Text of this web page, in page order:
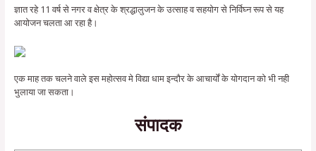
ज्ञात रहे 11 वर्ष से नगर व क्षेत्र के श्रद्धालुजन के उत्साह व सहयोग से निर्विघ्न रूप से यह
आयोजन चलता आ रहा है।
एक माह तक चलने वाले इस महोत्सव मे विद्या धाम इन्दौर के आचार्यों के योगदान को भी नही
भुलाया जा सकता।
संपादक